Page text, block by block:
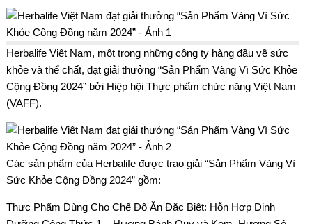
Herbalife Việt Nam, một trong những công ty hàng đầu về sức
khỏe và thể chất, đạt giải thưởng “Sản Phẩm Vàng Vì Sức Khỏe
Cộng Đồng 2024” bởi Hiệp hội Thực phẩm chức năng Việt Nam
(VAFF).
Các sản phẩm của Herbalife được trao giải “Sản Phẩm Vàng Vì
Sức Khỏe Cộng Đồng 2024” gồm:
Thực Phẩm Dùng Cho Chế Độ Ăn Đặc Biệt: Hỗn Hợp Dinh